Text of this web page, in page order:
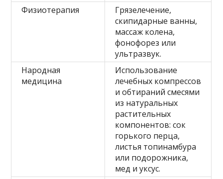
Физиотерапия
Грязелечение,
скипидарные ванны,
массаж колена,
фонофорез или
ультразвук.
Народная
медицина
Использование
лечебных компрессов
и обтираний смесями
из натуральных
растительных
компонентов: сок
горького перца,
листья топинамбура
или подорожника,
мед и уксус.